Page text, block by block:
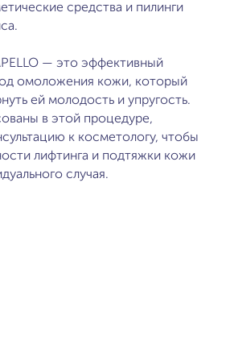
средства и пилинги
— это эффективный
омоложения кожи, который
ей молодость и упругость.
в этой процедуре,
к косметологу, чтобы
лифтинга и подтяжки кожи
случая.